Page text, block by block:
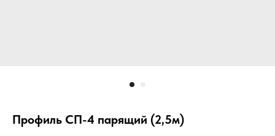
Профиль СП-4 парящий (2,5м)